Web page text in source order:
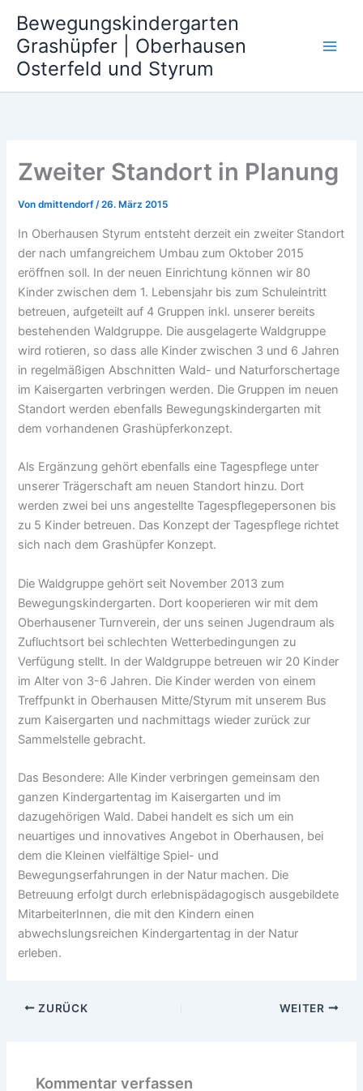
Inhalt
springen
Bewegungskindergarten
Grashüpfer | Oberhausen
Osterfeld und Styrum
Zweiter Standort in Planung
Vondmittendorf/26. März 2015
In Oberhausen Styrum entsteht derzeit ein zweiter Standort
der nach umfangreichem Umbau zum Oktober 2015
eröffnen soll. In der neuen Einrichtung können wir 80
Kinder zwischen dem 1. Lebensjahr bis zum Schuleintritt
betreuen, aufgeteilt auf 4 Gruppen inkl. unserer bereits
bestehenden Waldgruppe. Die ausgelagerte Waldgruppe
wird rotieren, so dass alle Kinder zwischen 3 und 6 Jahren
in regelmäßigen Abschnitten Wald- und Naturforschertage
im Kaisergarten verbringen werden. Die Gruppen im neuen
Standort werden ebenfalls Bewegungskindergarten mit
dem vorhandenen Grashüpferkonzept.
Als Ergänzung gehört ebenfalls eine Tagespflege unter
unserer Trägerschaft am neuen Standort hinzu. Dort
werden zwei bei uns angestellte Tagespflegepersonen bis
zu 5 Kinder betreuen. Das Konzept der Tagespflege richtet
sich nach dem Grashüpfer Konzept.
Die Waldgruppe gehört seit November 2013 zum
Bewegungskindergarten. Dort kooperieren wir mit dem
Oberhausener Turnverein, der uns seinen Jugendraum als
Zufluchtsort bei schlechten Wetterbedingungen zu
Verfügung stellt. In der Waldgruppe betreuen wir 20 Kinder
im Alter von 3-6 Jahren. Die Kinder werden von einem
Treffpunkt in Oberhausen Mitte/Styrum mit unserem Bus
zum Kaisergarten und nachmittags wieder zurück zur
Sammelstelle gebracht.
Das Besondere: Alle Kinder verbringen gemeinsam den
ganzen Kindergartentag im Kaisergarten und im
dazugehörigen Wald. Dabei handelt es sich um ein
neuartiges und innovatives Angebot in Oberhausen, bei
dem die Kleinen vielfältige Spiel- und
Bewegungserfahrungen in der Natur machen. Die
Betreuung erfolgt durch erlebnispädagogisch ausgebildete
MitarbeiterInnen, die mit den Kindern einen
abwechslungsreichen Kindergartentag in der Natur
erleben.
ZURÜCK WEITER
Kommentar verfassen